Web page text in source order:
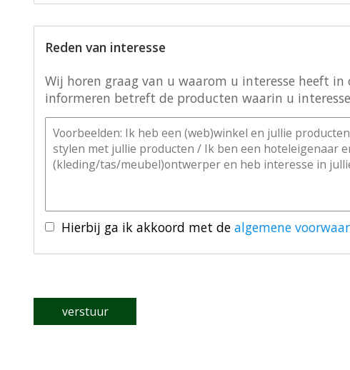
Reden van interesse
Wij horen graag van u waarom u interesse heeft
informeren betreft de producten waarin u
Hierbij ga ik akkoord met de algemene
verstuur